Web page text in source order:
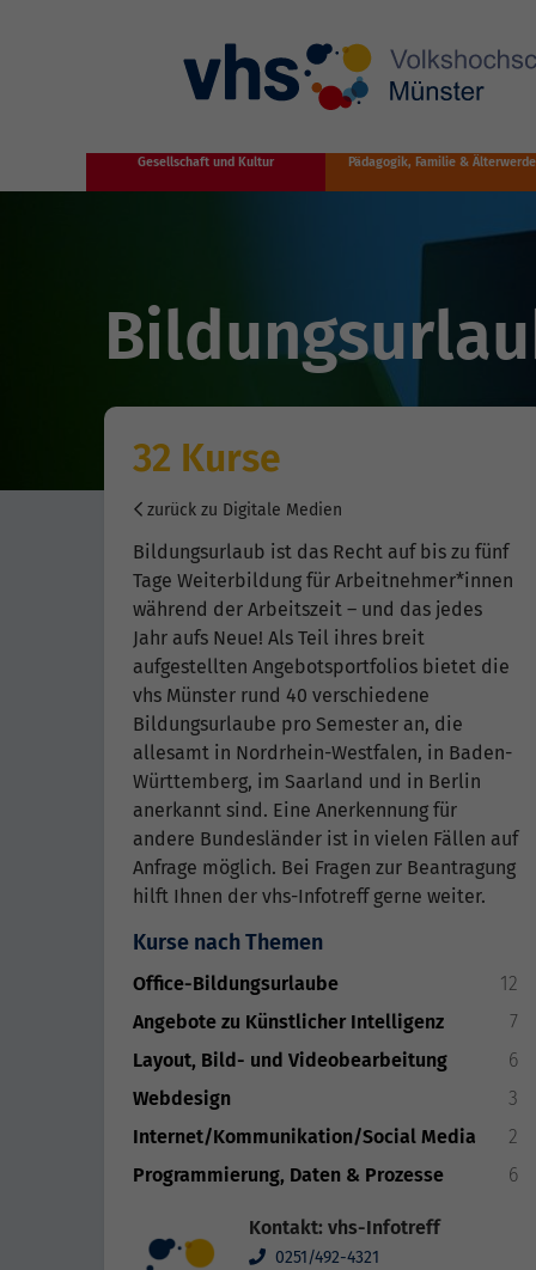
Gesellschaft und Kultur Pädagogik, Familie &
32 Kurse
zurück zu Digitale Medien
Bildungsurlaub ist das Recht auf bis zu fünf
Tage Weiterbildung für Arbeitnehmer*innen
während der Arbeitszeit – und das jedes
Jahr aufs Neue! Als Teil ihres breit
aufgestellten Angebotsportfolios bietet die
vhs Münster rund 40 verschiedene
Bildungsurlaube pro Semester an, die
allesamt in Nordrhein-Westfalen, in Baden-
Württemberg, im Saarland und in Berlin
anerkannt sind. Eine Anerkennung für
andere Bundesländer ist in vielen Fällen auf
Anfrage möglich. Bei Fragen zur Beantragung
hilft Ihnen der vhs-Infotreff gerne weiter.
Kurse nach Themen
Office-Bildungsurlaube
12
Angebote zu Künstlicher Intelligenz
7
Layout, Bild- und Videobearbeitung
6
Webdesign
3
Internet/Kommunikation/Social Media
2
Programmierung, Daten & Prozesse
6
Kontakt: vhs-Infotreff
0251/492-4321